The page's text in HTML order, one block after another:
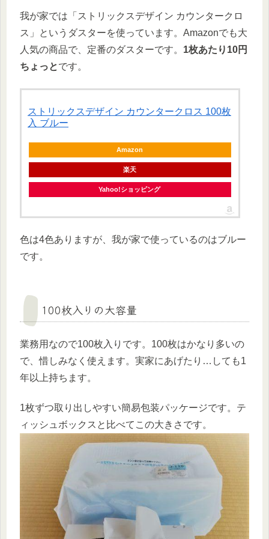
我が家では「ストリックスデザイン カウンタークロ
ス」というダスターを使っています。Amazonでも大
人気の商品で、定番のダスターです。 1枚あたり10円
ちょっとです。
ストリックスデザイン カウンタークロス 100枚
入 ブルー
Amazon
楽天
Yahoo!ショッピング
色は4色ありますが、我が家で使っているのはブルー
です。
100枚入りの大容量
業務用なので100枚入りです。100枚はかなり多いの
で、惜しみなく使えます。実家にあげたり…しても1
年以上持ちます。
1枚ずつ取り出しやすい簡易包装パッケージです。テ
ィッシュボックスと比べてこの大きさです。